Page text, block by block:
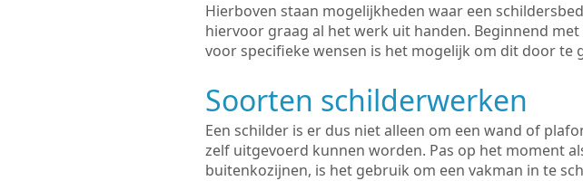
Hierboven staan mogelijkheden waar een
hiervoor graag al het werk uit handen. Beginnend met
voor specifieke wensen is het mogelijk om dit door te
Soorten schilderwerken
Een schilder is er dus niet alleen om een wand of
zelf uitgevoerd kunnen worden. Pas op het moment
buitenkozijnen, is het gebruik om een vakman in te